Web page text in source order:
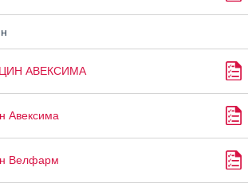
АВЕКСИМА
Авексима
Велфарм